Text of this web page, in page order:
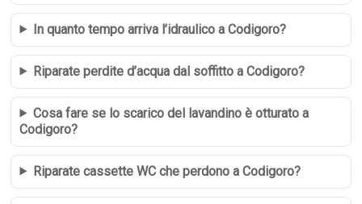
In quanto tempo arriva l’idraulico a Codigoro?
Riparate perdite d’acqua dal soffitto a Codigoro?
Cosa fare se lo scarico del lavandino è otturato a
Codigoro?
Riparate cassette WC che perdono a Codigoro?